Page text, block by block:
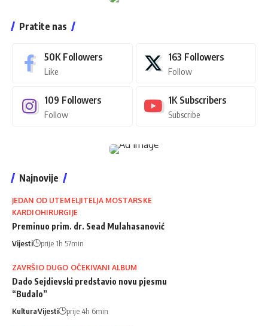
Pratite nas
50K Followers
Like
163 Followers
Follow
109 Followers
Follow
1K Subscribers
Subscribe
Najnovije
JEDAN OD UTEMELJITELJA MOSTARSKE
KARDIOHIRURGIJE
Preminuo prim. dr. Sead Mulahasanović
Vijesti prije 1h 57min
ZAVRŠIO DUGO OČEKIVANI ALBUM
Dado Sejdievski predstavio novu pjesmu
“Budalo”
KulturaVijesti prije 4h 6min